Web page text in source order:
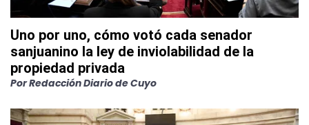
Uno por uno, cómo votó cada senador
sanjuanino la ley de inviolabilidad de la
propiedad privada
PorRedacción Diario de Cuyo